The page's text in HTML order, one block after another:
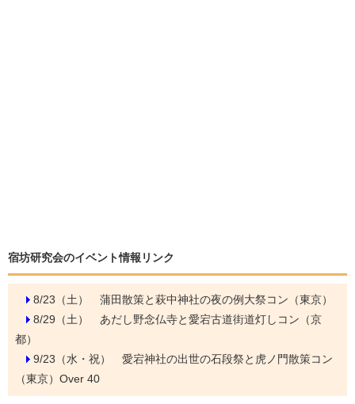
宿坊研究会のイベント情報リンク
8/23（土） 蒲田散策と萩中神社の夜の例大祭コン（東京）
8/29（土） あだし野念仏寺と愛宕古道街道灯しコン（京
都）
9/23（水・祝） 愛宕神社の出世の石段祭と虎ノ門散策コン
（東京）Over 40